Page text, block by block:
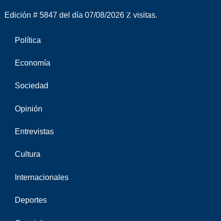
Edición # 5847 del día 07/08/2026 visitas.
Política
Economía
Sociedad
Opinión
Entrevistas
Cultura
Internacionales
Deportes